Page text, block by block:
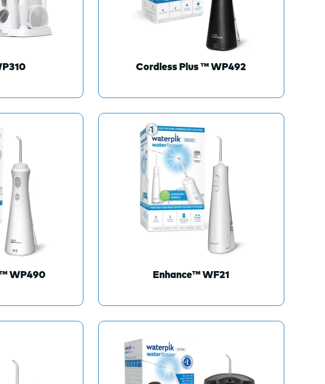
Cordless Plus ™ WP492
WP490 Enhance™ WF21